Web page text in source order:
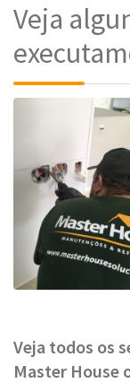
Veja
Veja todos os
Master House